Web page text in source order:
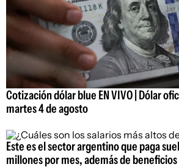
Cotización dólar blue EN VIVO | Dólar
martes 4 de agosto
Este es el sector argentino que paga
millones por mes, además de